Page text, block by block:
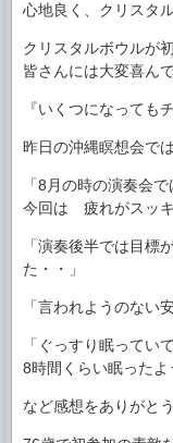
心地良く、クリスタ
クリスタルボウルが
皆さんには大変喜ん
『いくつになっても
昨日の沖縄瞑想会で
「8月の時の演奏会
今回は 疲れがスッキ
「演奏後半では目標
た・・」
「言われようのない
「ぐっすり眠ってい
8時間くらい眠ったよ
など感想をありがと